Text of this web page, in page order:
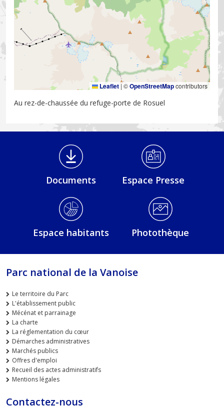
Leaflet|©OpenStreetMapcontributors
Au rez-de-chaussée du refuge-porte de Rosuel
Médiathèque Footer
Documents Espace Presse
Espace habitants Photothèque
Parc national de la Vanoise
Le territoire du Parc
L'établissement public
Mécénat et parrainage
La charte
La réglementation du cœur
Démarches administratives
Marchés publics
Offres d'emploi
Recueil des actes administratifs
Mentions légales
Contactez-nous